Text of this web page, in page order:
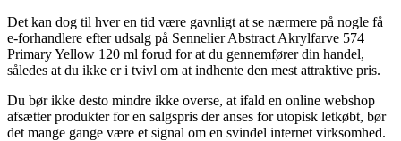
Det kan dog til hver en tid være gavnligt at se nærmere på nogle få
e-forhandlere efter udsalg på Sennelier Abstract Akrylfarve 574
Primary Yellow 120 ml forud for at du gennemfører din handel,
således at du ikke er i tvivl om at indhente den mest attraktive pris.
Du bør ikke desto mindre ikke overse, at ifald en online webshop
afsætter produkter for en salgspris der anses for utopisk letkøbt, bør
det mange gange være et signal om en svindel internet virksomhed.